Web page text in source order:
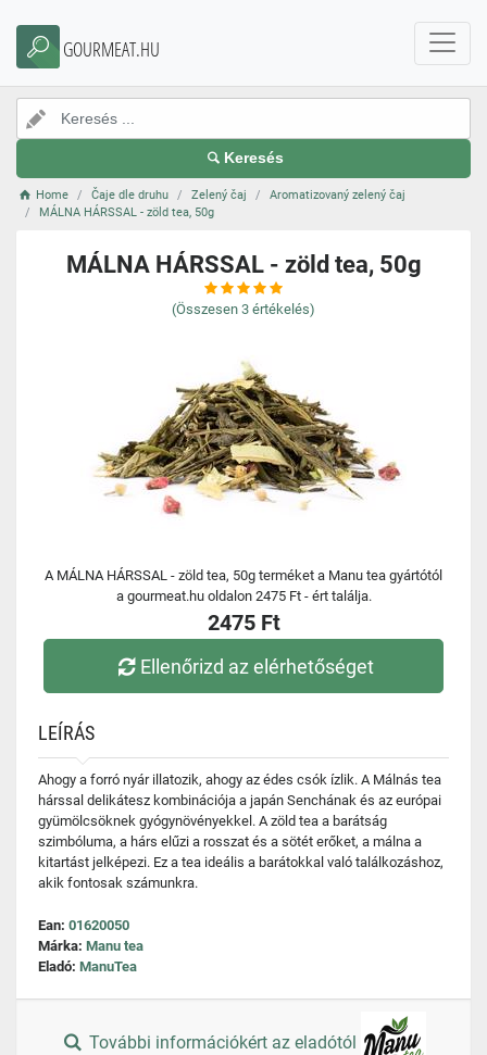
GOURMEAT.HU
Keresés
Home Čaje dle druhu Zelený čaj
Aromatizovaný zelený čaj
MÁLNA HÁRSSAL - zöld tea, 50g
MÁLNA HÁRSSAL - zöld tea, 50g
(Összesen 3 értékelés)
A MÁLNA HÁRSSAL - zöld tea, 50g terméket a Manu tea gyártótól
a gourmeat.hu oldalon 2475 Ft - ért találja.
2475 Ft
Ellenőrizd az elérhetőséget
LEÍRÁS
Ahogy a forró nyár illatozik, ahogy az édes csók ízlik. A Málnás tea
hárssal delikátesz kombinációja a japán Senchának és az európai
gyümölcsöknek gyógynövényekkel. A zöld tea a barátság
szimbóluma, a hárs elűzi a rosszat és a sötét erőket, a málna a
kitartást jelképezi. Ez a tea ideális a barátokkal való találkozáshoz,
akik fontosak számunkra.
Ean: 01620050
Márka: Manu tea
Eladó: ManuTea
További információkért az eladótól